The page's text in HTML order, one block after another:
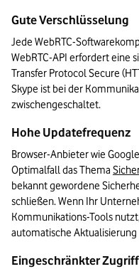
Gute Verschlüsselung
Jede WebRTC-
WebRTC-API erfordert eine
Transfer Protocol Secure
Skype ist bei der
zwischengeschaltet.
Hohe Updatefrequenz
Browser-Anbieter wie
Optimalfall das Thema
bekannt gewordene
schließen. Wenn Ihr
Kommunikations-Tools
automatische Aktualisierung
Eingeschränkter